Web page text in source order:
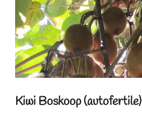
Kiwi Boskoop (autofertile)